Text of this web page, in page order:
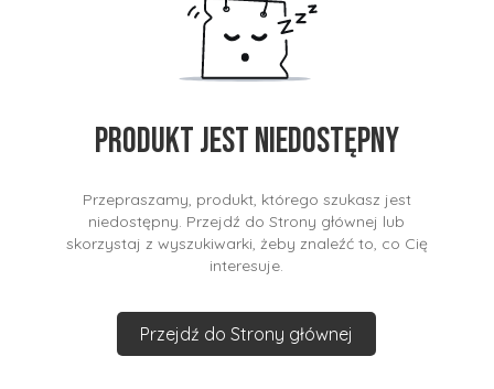
Produkt jest niedostępny
Przepraszamy, produkt, którego szukasz jest
niedostępny. Przejdź do Strony głównej lub
skorzystaj z wyszukiwarki, żeby znaleźć to, co Cię
interesuje.
Przejdź do Strony głównej